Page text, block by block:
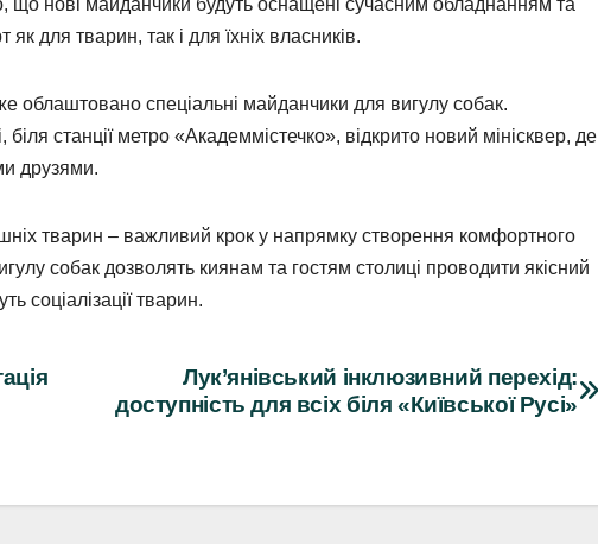
нові майданчики будуть оснащені сучасним обладнанням та
для тварин, так і для їхніх власників.
облаштовано спеціальні майданчики для вигулу собак.
станції метро «Академмістечко», відкрито новий мінісквер, де
друзями.
тварин – важливий крок у напрямку створення комфортного
собак дозволять киянам та гостям столиці проводити якісний
соціалізації тварин.
Лук’янівський інклюзивний перехід:
доступність для всіх біля «Київської Русі»